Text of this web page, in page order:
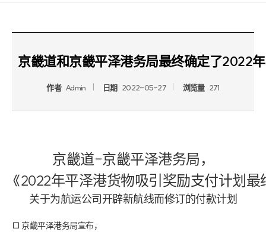
京畿道和京畿平泽港务局最终确定了2022
作者 Admin 日期 2022-05-27 浏览量 271
京畿道-京畿平泽港务局，
《2022年平泽港货物吸引奖励支付计划最
关于为航运公司开辟新航线而修订的付款计划
□ 京畿平泽港务局宣布，